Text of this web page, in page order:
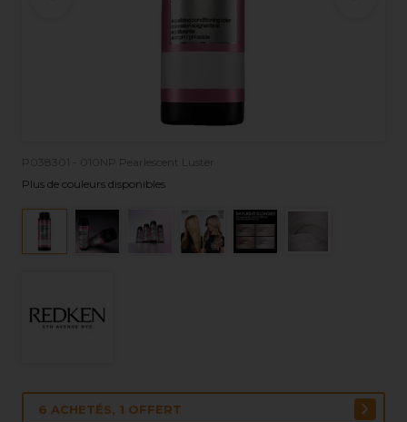
P038301 - 010NP Pearlescent Luster
Plus de couleurs disponibles
6 ACHETÉS, 1 OFFERT